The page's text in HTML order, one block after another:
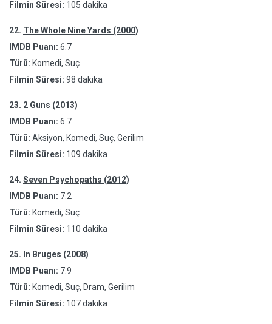
Filmin Süresi: 105 dakika
22. The Whole Nine Yards (2000)
IMDB Puanı: 6.7
Türü: Komedi, Suç
Filmin Süresi: 98 dakika
23. 2 Guns (2013)
IMDB Puanı: 6.7
Türü: Aksiyon, Komedi, Suç, Gerilim
Filmin Süresi: 109 dakika
24. Seven Psychopaths (2012)
IMDB Puanı: 7.2
Türü: Komedi, Suç
Filmin Süresi: 110 dakika
25. In Bruges (2008)
IMDB Puanı: 7.9
Türü: Komedi, Suç, Dram, Gerilim
Filmin Süresi: 107 dakika